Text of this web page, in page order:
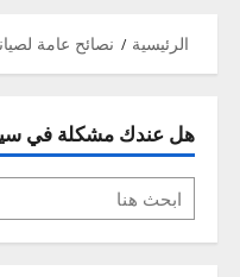
نصائح عامة لصيانة السيارة
مشكلة في سيارتك؟